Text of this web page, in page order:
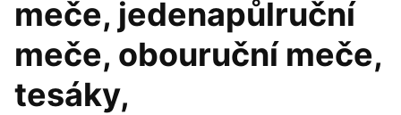
meče, jedenapůlruční
meče, obouruční meče,
tesáky,